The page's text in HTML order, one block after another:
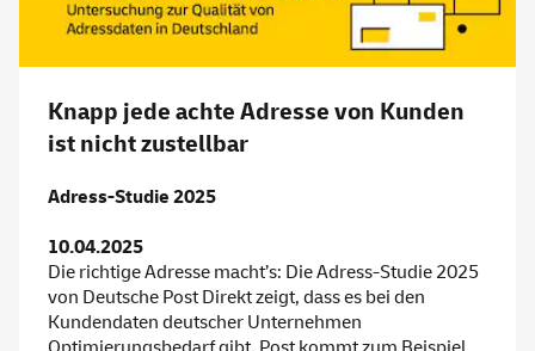
Knapp jede achte Adresse von Kunden
ist nicht zustellbar
Adress-Studie 2025
10.04.2025
Die richtige Adresse macht’s: Die Adress-Studie 2025
von Deutsche Post Direkt zeigt, dass es bei den
Kundendaten deutscher Unternehmen